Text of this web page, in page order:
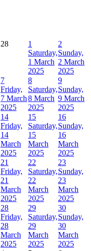
28
1
Saturday,
1 March
2025
2
Sunday,
2 March
2025
7
Friday,
7 March
2025
8
Saturday,
8 March
2025
9
Sunday,
9 March
2025
14
Friday,
14
March
2025
15
Saturday,
15
March
2025
16
Sunday,
16
March
2025
21
Friday,
21
March
2025
22
Saturday,
22
March
2025
23
Sunday,
23
March
2025
28
Friday,
28
March
2025
29
Saturday,
29
March
2025
30
Sunday,
30
March
2025